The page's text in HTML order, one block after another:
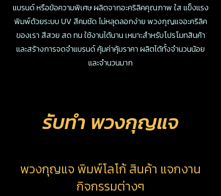
แบรนด์ หรือข้อความพิเศษ ผลิตจากอะคริลิคคุณภาพ ใส แข็งแรง
พิมพ์ด้วยระบบ UV สีคมชัด ไม่หลุดลอกง่าย พวงกุญแจอะคริลิค
ของเรา สีสวย สด ทน ใช้งานได้นาน เหมาะสำหรับโปรโมทสินค้า
และสร้างการจดจำแบรนด์ คุ้มค่าคุ้มราคา ผลิตได้ทั้งจำนวนน้อย
และจำนวนมาก
รับทำ พวงกุญแจ
พวงกุญแจ พิมพ์โลโก้ สินค้า แจกงาน
กิจกรรมต่างๆ